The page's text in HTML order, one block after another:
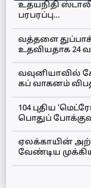
உதயநிதி
பரபரப்பு…
வத்தளை
உதவியதாக 24
வவுனியாவில்
கப் வாகனம்
104 புதிய
பொதுப்
ஏலக்காயின்
வேண்டிய